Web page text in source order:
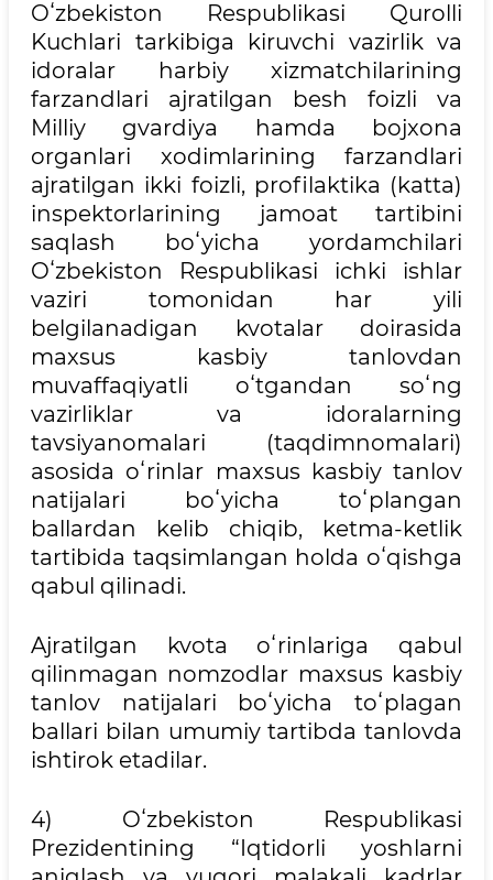
Oʻzbekiston Respublikasi Qurolli
Kuchlari tarkibiga kiruvchi vazirlik va
idoralar harbiy xizmatchilarining
farzandlari ajratilgan besh foizli va
Milliy gvardiya hamda bojxona
organlari xodimlarining farzandlari
ajratilgan ikki foizli, profilaktika (katta)
inspektorlarining jamoat tartibini
saqlash boʻyicha yordamchilari
Oʻzbekiston Respublikasi ichki ishlar
vaziri tomonidan har yili
belgilanadigan kvotalar doirasida
maxsus kasbiy tanlovdan
muvaffaqiyatli oʻtgandan soʻng
vazirliklar va idoralarning
tavsiyanomalari (taqdimnomalari)
asosida oʻrinlar maxsus kasbiy tanlov
natijalari boʻyicha toʻplangan
ballardan kelib chiqib, ketma-ketlik
tartibida taqsimlangan holda oʻqishga
qabul qilinadi.
Ajratilgan kvota oʻrinlariga qabul
qilinmagan nomzodlar maxsus kasbiy
tanlov natijalari boʻyicha toʻplagan
ballari bilan umumiy tartibda tanlovda
ishtirok etadilar.
4) Oʻzbekiston Respublikasi
Prezidentining “Iqtidorli yoshlarni